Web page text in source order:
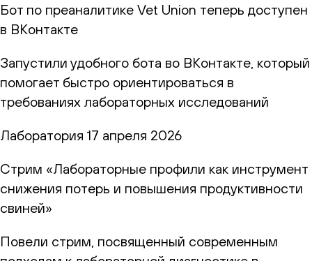
Бот по преаналитике Vet Union теперь доступен
в ВКонтакте
Запустили удобного бота во ВКонтакте, который
помогает быстро ориентироваться в
требованиях лабораторных исследований
Лаборатория 17 апреля 2026
Стрим «Лабораторные профили как инструмент
снижения потерь и повышения продуктивности
свиней»
Повели стрим, посвященный современным